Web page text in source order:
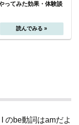
ってみた効果・体験談
のbe動詞はamだよ